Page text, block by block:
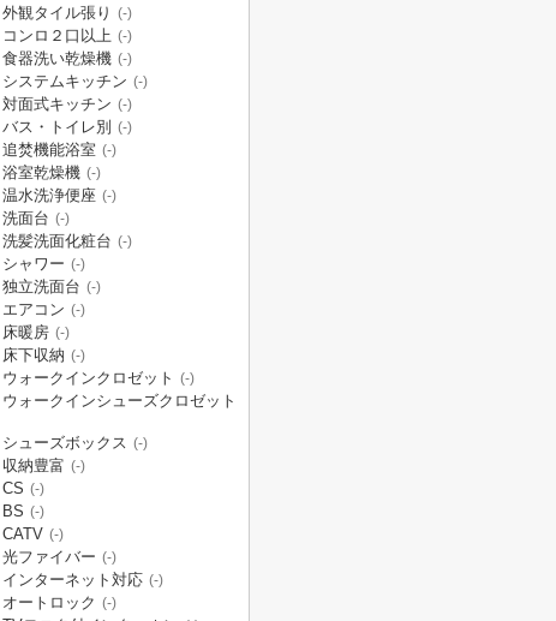
外観タイル張り (-)
コンロ２口以上 (-)
食器洗い乾燥機 (-)
システムキッチン (-)
対面式キッチン (-)
バス・トイレ別 (-)
追焚機能浴室 (-)
浴室乾燥機 (-)
温水洗浄便座 (-)
洗面台 (-)
洗髪洗面化粧台 (-)
シャワー (-)
独立洗面台 (-)
エアコン (-)
床暖房 (-)
床下収納 (-)
ウォークインクロゼット (-)
ウォークインシューズクロゼット
シューズボックス (-)
収納豊富 (-)
CS (-)
BS (-)
CATV (-)
光ファイバー (-)
インターネット対応 (-)
オートロック (-)